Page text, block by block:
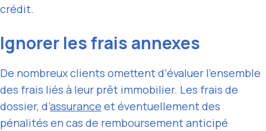
crédit.
Ignorer les frais annexes
De nombreux clients omettent d’évaluer l’ensemble
des frais liés à leur prêt immobilier. Les frais de
dossier, d’assurance et éventuellement des
pénalités en cas de remboursement anticipé